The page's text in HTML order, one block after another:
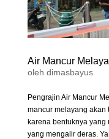
Air Mancur
oleh dimasbayus
Pengrajin Air Mancur
mancur melayang akan
karena bentuknya
yang mengalir deras.